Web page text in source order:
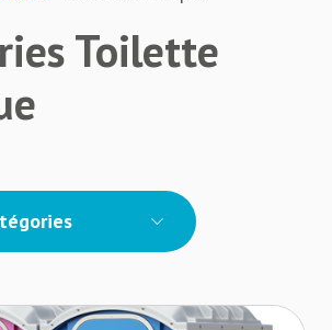
Toilette